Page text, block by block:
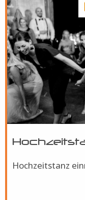
Hochzeitstanz